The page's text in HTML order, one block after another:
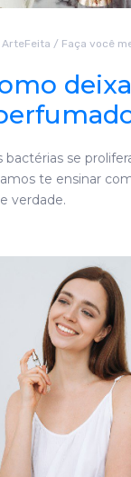
ArteFeita / Faça você
bactérias se
te ensinar
verdade.